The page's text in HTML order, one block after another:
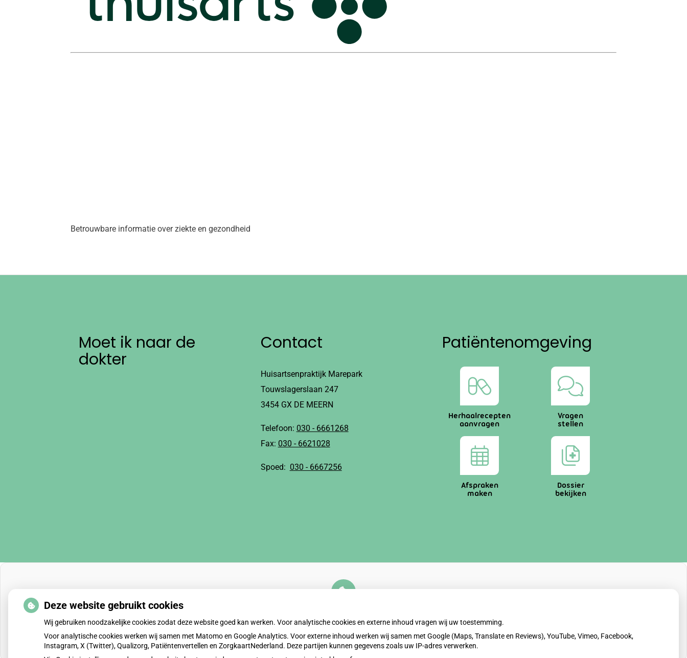
Betrouwbare informatie over ziekte en gezondheid
Moet ik naar de
dokter
Contact
Huisartsenpraktijk Marepark
Touwslagerslaan 247
3454 GX DE MEERN
Telefoon: 030 - 6661268
Fax: 030 - 6621028
Spoed: 030 - 6667256
Patiëntenomgeving
Herhaalrecepten
aanvragen
Vragen
stellen
Afspraken
maken
Dossier
bekijken
externe inhoud
die nodig is om dit te zien.
Cookie-instellingen wijzigen
Deze website gebruikt cookies
Wij gebruiken noodzakelijke cookies zodat deze website goed kan werken. Voor analytische cookies en externe inhoud vragen wij uw toestemming.
Voor analytische cookies werken wij samen met Matomo en Google Analytics. Voor externe inhoud werken wij samen met Google (Maps, Translate en Reviews), YouTube, Vimeo, Facebook,
Instagram, X (Twitter), Qualizorg, Patiëntenvertellen en ZorgkaartNederland. Deze partijen kunnen gegevens zoals uw IP-adres verwerken.